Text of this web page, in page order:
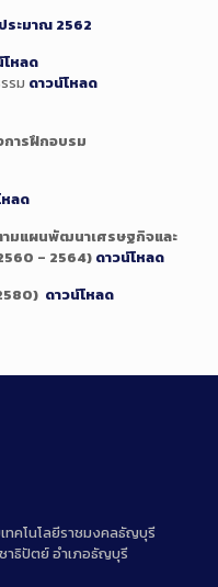
ระมาณ 2562
โหลด
รม ดาวน์โหลด
การฝึกอบรม
หลด
มแผนพัฒนาเศรษฐกิจและ
– 2564) ดาวน์โหลด
ดาวน์โหลด
ทคโนโลยีราชมงคลธัญบุรี
าธิปัตย์ อำเภอธัญบุรี